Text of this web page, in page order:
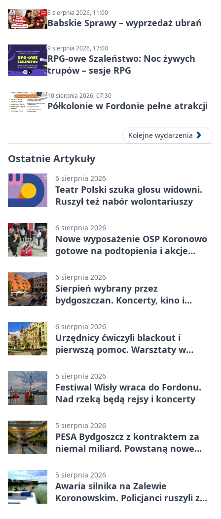
8 sierpnia 2026, 11:00
Babskie Sprawy – wyprzedaż ubrań
9 sierpnia 2026, 17:00
RPG-owe Szaleństwo: Noc żywych
trupów – sesje RPG
10 sierpnia 2026, 07:30
Półkolonie w Fordonie pełne atrakcji
Kolejne wydarzenia
Ostatnie Artykuły
6 sierpnia 2026
Teatr Polski szuka głosu widowni.
Ruszył też nabór wolontariuszy
6 sierpnia 2026
Nowe wyposażenie OSP Koronowo
gotowe na podtopienia i akcje
6 sierpnia 2026
Sierpień wybrany przez
bydgoszczan. Koncerty, kino i
6 sierpnia 2026
Urzędnicy ćwiczyli blackout i
pierwszą pomoc. Warsztaty w
5 sierpnia 2026
Festiwal Wisły wraca do Fordonu.
Nad rzeką będą rejsy i koncerty
5 sierpnia 2026
PESA Bydgoszcz z kontraktem za
niemal miliard. Powstaną nowe
5 sierpnia 2026
Awaria silnika na Zalewie
Koronowskim. Policjanci ruszyli z